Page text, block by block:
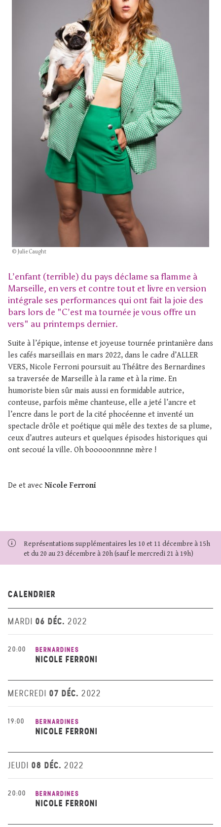
© Julie Caught
L’enfant (terrible) du pays déclame sa flamme à
Marseille, en vers et contre tout et livre en version
intégrale ses performances qui ont fait la joie des
bars lors de "C’est ma tournée je vous offre un
vers" au printemps dernier.
Suite à l’épique, intense et joyeuse tournée printanière dans
les cafés marseillais en mars 2022, dans le cadre d’ALLER
VERS, Nicole Ferroni poursuit au Théâtre des Bernardines
sa traversée de Marseille à la rame et à la rime. En
humoriste bien sûr mais aussi en formidable autrice,
conteuse, parfois même chanteuse, elle a jeté l’ancre et
l’encre dans le port de la cité phocéenne et inventé un
spectacle drôle et poétique qui mêle des textes de sa plume,
ceux d’autres auteurs et quelques épisodes historiques qui
ont secoué la ville. Oh booooonnnne mère !
De et avec Nicole Ferroni
Représentations supplémentaires les 10 et 11 décembre à 15h
et du 20 au 23 décembre à 20h (sauf le mercredi 21 à 19h)
CALENDRIER
MARDI 06 DÉC. 2022
20:00 BERNARDINES
NICOLE FERRONI
MERCREDI 07 DÉC. 2022
19:00 BERNARDINES
NICOLE FERRONI
JEUDI 08 DÉC. 2022
20:00 BERNARDINES
NICOLE FERRONI